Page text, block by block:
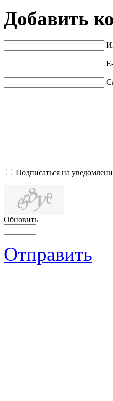
Добавить
Подписаться на
Обновить
Отправить